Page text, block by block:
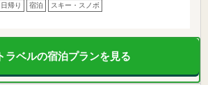
日帰り 宿泊 スキー・スノボ
ラベルの宿泊プランを見る